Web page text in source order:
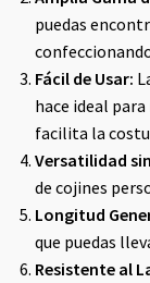
puedas
Fácil de Usar:
hace ideal
facilita la
Versatilidad
de cojines
Longitud
que puedas
Resistente al